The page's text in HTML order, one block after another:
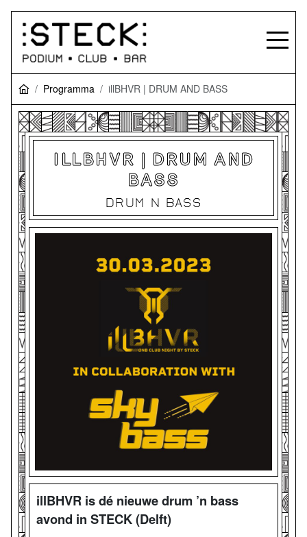
Programma illBHVR | DRUM AND BASS
ILLBHVR | DRUM AND
BASS
DRUM N BASS
illBHVR is dé nieuwe drum ’n bass
avond in STECK (Delft)